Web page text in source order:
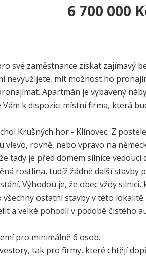
6 700 000
své zaměstnance získat zajímavý
nevyužijete, mít možnost ho
Apartmán je vybavený
k dispozici místní firma, která
Krušných hor - Klínovec. Z
rovně, nebo vpravo na
tady je před domem silnice vedoucí
rostlina, tudíž žádné další stavby
Výhodou je, že obec vždy
ostatní stavby v této
a velké pohodlí v podobě čistého
pro minimálně 6 osob.
tak pro firmy, které chtějí